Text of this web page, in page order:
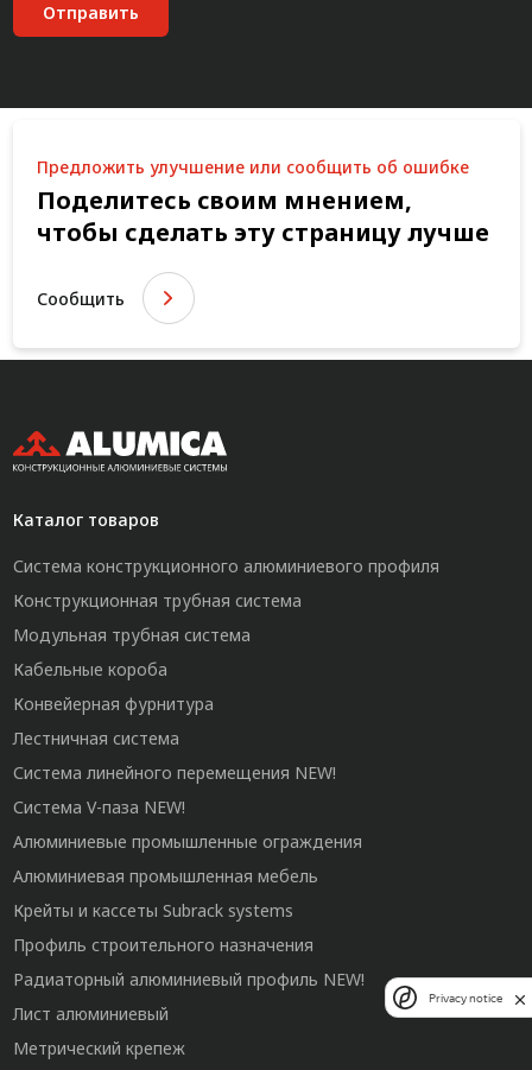
Отправить
Предложить улучшение или сообщить об ошибке
Поделитесь своим мнением,
чтобы сделать эту страницу лучше
Сообщить
Каталог товаров
Система конструкционного алюминиевого профиля
Конструкционная трубная система
Модульная трубная система
Кабельные короба
Конвейерная фурнитура
Лестничная система
Система линейного перемещения NEW!
Система V-паза NEW!
Алюминиевые промышленные ограждения
Алюминиевая промышленная мебель
Крейты и кассеты Subrack systems
Профиль строительного назначения
Радиаторный алюминиевый профиль NEW!
Лист алюминиевый
Метрический крепеж
Privacy notice